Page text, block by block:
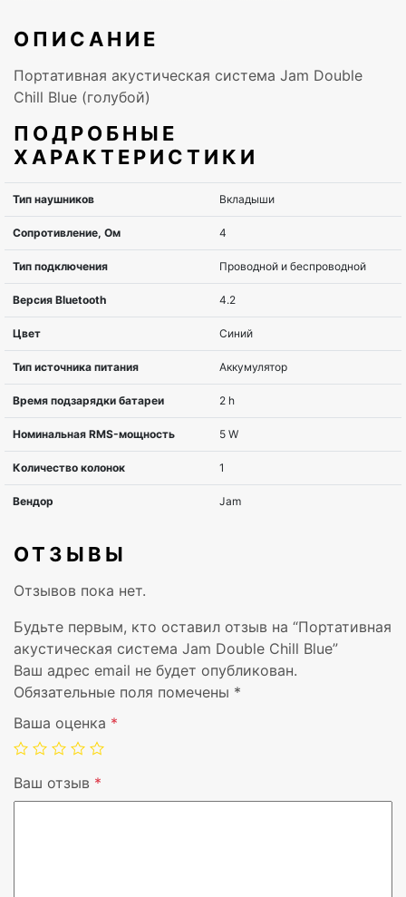
ОПИСАНИЕ
Портативная акустическая система Jam Double
Chill Blue (голубой)
ПОДРОБНЫЕ
ХАРАКТЕРИСТИКИ
Тип наушников Вкладыши
Сопротивление, Ом
Тип подключения
Версия Bluetooth
ОТЗЫВЫ
Отзывов пока нет.
Будьте первым, кто оставил отзыв на “Портативная
акустическая система Jam Double Chill Blue”
Ваш адрес email не будет опубликован.
Обязательные поля помечены *
Ваша оценка *
Ваш отзыв *